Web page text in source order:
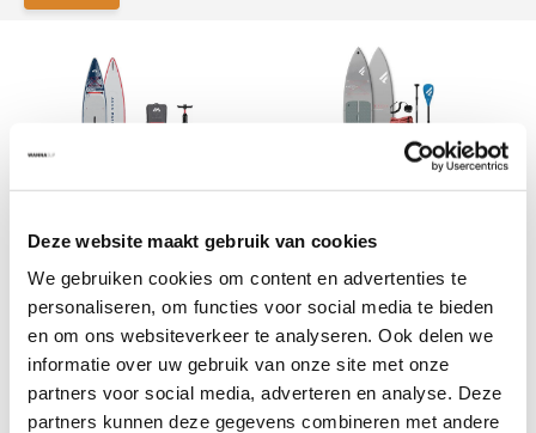
Deze website maakt gebruik van cookies
We gebruiken cookies om content en advertenties te
personaliseren, om functies voor social media te bieden
en om ons websiteverkeer te analyseren. Ook delen we
informatie over uw gebruik van onze site met onze
partners voor social media, adverteren en analyse. Deze
partners kunnen deze gegevens combineren met andere
De Aqua Marina Hyper 11’6
touring SUP is een s...
Op voorraad
Meer informatie
€ 399,-
Bekijken
De Fanatic Ray Air SLT touring
SUP set is een sn...
Op voorraad
Meer informatie
€ 599,-
Bekijken